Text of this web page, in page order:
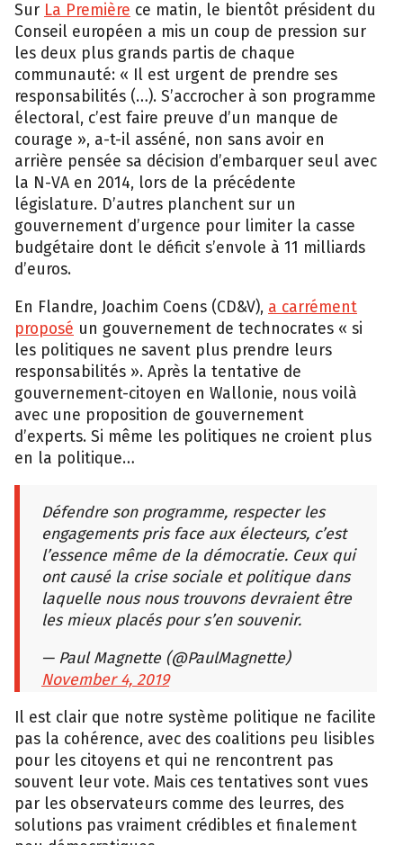
Sur La Première ce matin, le bientôt président du
Conseil européen a mis un coup de pression sur
les deux plus grands partis de chaque
communauté: « Il est urgent de prendre ses
responsabilités (…). S’accrocher à son programme
électoral, c’est faire preuve d’un manque de
courage », a-t-il asséné, non sans avoir en
arrière pensée sa décision d’embarquer seul avec
la N-VA en 2014, lors de la précédente
législature. D’autres planchent sur un
gouvernement d’urgence pour limiter la casse
budgétaire dont le déficit s’envole à 11 milliards
d’euros.
En Flandre, Joachim Coens (CD&V), a carrément
proposé un gouvernement de technocrates « si
les politiques ne savent plus prendre leurs
responsabilités ». Après la tentative de
gouvernement-citoyen en Wallonie, nous voilà
avec une proposition de gouvernement
d’experts. Si même les politiques ne croient plus
en la politique…
Défendre son programme, respecter les
engagements pris face aux électeurs, c’est
l’essence même de la démocratie. Ceux qui
ont causé la crise sociale et politique dans
laquelle nous nous trouvons devraient être
les mieux placés pour s’en souvenir.
— Paul Magnette (@PaulMagnette)
November 4, 2019
Il est clair que notre système politique ne facilite
pas la cohérence, avec des coalitions peu lisibles
pour les citoyens et qui ne rencontrent pas
souvent leur vote. Mais ces tentatives sont vues
par les observateurs comme des leurres, des
solutions pas vraiment crédibles et finalement